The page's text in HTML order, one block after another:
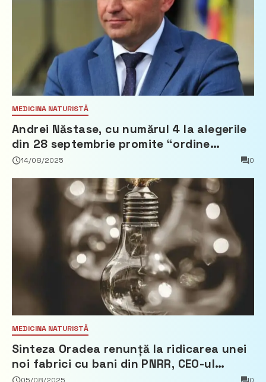
MEDICINA NATURISTĂ
Andrei Năstase, cu numărul 4 la alegerile
din 28 septembrie promite “ordine
europeană” și 10 miliarde pentru cetățeni
14/08/2025 0
MEDICINA NATURISTĂ
Sinteza Oradea renunță la ridicarea unei
noi fabrici cu bani din PNRR, CEO-ul
demisionează – Profit.ro
05/08/2025 0